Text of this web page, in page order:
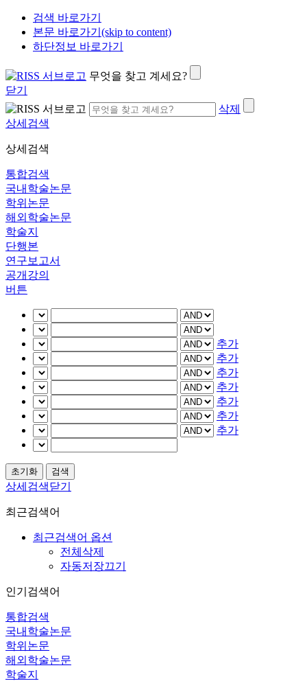
검색 바로가기
본문 바로가기(skip to content)
하단정보 바로가기
무엇을 찾고 계세요?
닫기
삭제
상세검색
상세검색
통합검색
국내학술논문
학위논문
해외학술논문
학술지
단행본
연구보고서
공개강의
버튼
추가
추가
추가
추가
추가
추가
추가
상세검색닫기
최근검색어
최근검색어 옵션
전체삭제
자동저장끄기
인기검색어
통합검색
국내학술논문
학위논문
해외학술논문
학술지